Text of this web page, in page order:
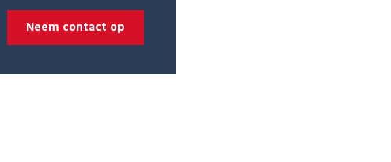
Neem contact op